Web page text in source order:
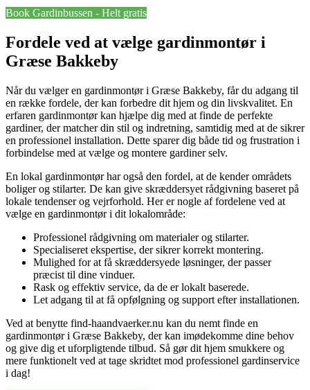
Book Gardinbussen - Helt gratis
Fordele ved at vælge gardinmontør i
Græse Bakkeby
Når du vælger en gardinmontør i Græse Bakkeby, får du adgang til
en række fordele, der kan forbedre dit hjem og din livskvalitet. En
erfaren gardinmontør kan hjælpe dig med at finde de perfekte
gardiner, der matcher din stil og indretning, samtidig med at de sikrer
en professionel installation. Dette sparer dig både tid og frustration i
forbindelse med at vælge og montere gardiner selv.
En lokal gardinmontør har også den fordel, at de kender områdets
boliger og stilarter. De kan give skræddersyet rådgivning baseret på
lokale tendenser og vejrforhold. Her er nogle af fordelene ved at
vælge en gardinmontør i dit lokalområde:
Professionel rådgivning om materialer og stilarter.
Specialiseret ekspertise, der sikrer korrekt montering.
Mulighed for at få skræddersyede løsninger, der passer
præcist til dine vinduer.
Rask og effektiv service, da de er lokalt baserede.
Let adgang til at få opfølgning og support efter installationen.
Ved at benytte find-haandvaerker.nu kan du nemt finde en
gardinmontør i Græse Bakkeby, der kan imødekomme dine behov
og give dig et uforpligtende tilbud. Så gør dit hjem smukkere og
mere funktionelt ved at tage skridtet mod professionel gardinservice
i dag!